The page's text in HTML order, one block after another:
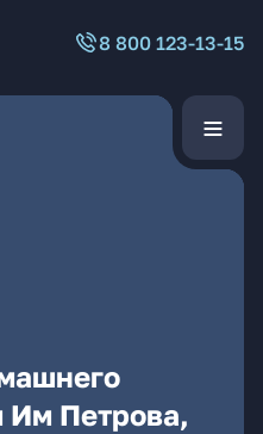
8 800 123-13-15
Им Петрова,